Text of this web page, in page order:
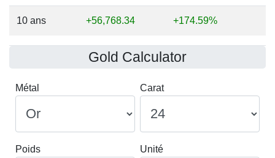
10 ans +56,768.34 +174.59%
Gold Calculator
Métal Carat
Poids Unité